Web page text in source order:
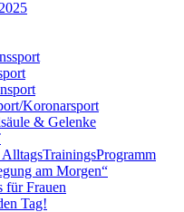
Koronarsport
& Gelenke
AlltagsTrainingsProgramm
am Morgen“
für Frauen
Tag!